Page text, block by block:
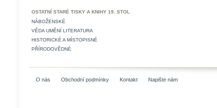
OSTATNÍ STARÉ TISKY A KNIHY 19. STOL
NÁBOŽENSKÉ
VĚDA UMĚNÍ LITERATURA
HISTORICKÉ A MÍSTOPISNÉ
PŘÍRODOVĚDNÉ
O nás Obchodní podmínky Kontakt Napište nám